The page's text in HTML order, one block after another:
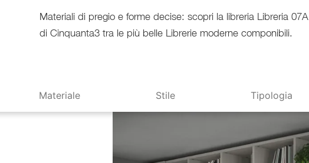
Materiali di pregio e forme decise: scopri la libreria Libreria 07A
di Cinquanta3 tra le più belle Librerie moderne componibili.
Materiale Stile Tipologia